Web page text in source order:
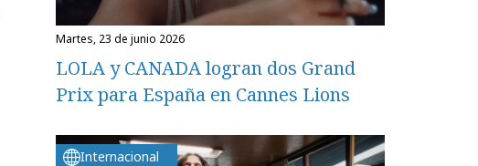
martes, 23 de junio 2026
LOLA y CANADA logran dos Grand
Prix para España en Cannes Lions
Internacional